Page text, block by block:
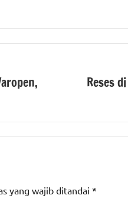
Reses
yang wajib ditandai *